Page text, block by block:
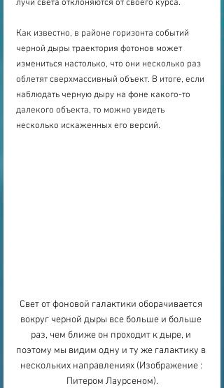
лучи света отклоняются от своего курса.
Как известно, в районе горизонта событий
черной дыры траектория фотонов может
измениться настолько, что они несколько раз
облетят сверхмассивный объект. В итоге, если
наблюдать черную дыру на фоне какого-то
далекого объекта, то можно увидеть
несколько искаженных его версий.
Свет от фоновой галактики оборачивается
вокруг черной дыры все больше и больше
раз, чем ближе он проходит к дыре, и
поэтому мы видим одну и ту же галактику в
нескольких направлениях (Изображение :
Питером Лаурсеном).